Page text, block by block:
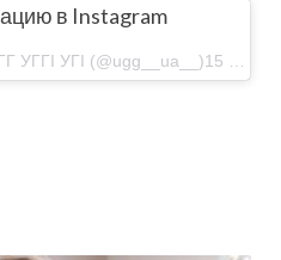
в Instagram